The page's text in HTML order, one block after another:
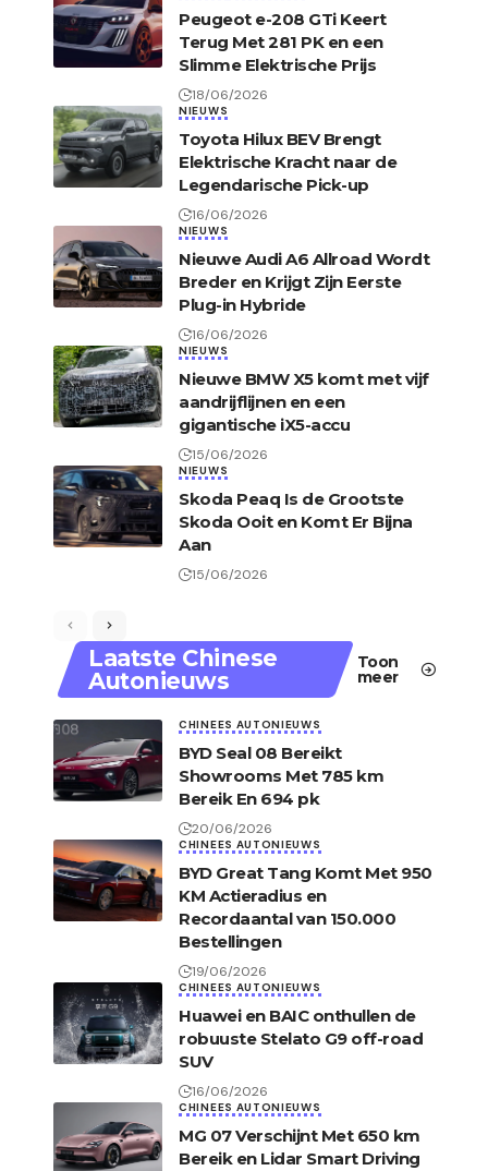
Peugeot e-208 GTi Keert
Terug Met 281 PK en een
Slimme Elektrische Prijs
18/06/2026
NIEUWS
Toyota Hilux BEV Brengt
Elektrische Kracht naar de
Legendarische Pick-up
16/06/2026
NIEUWS
Nieuwe Audi A6 Allroad Wordt
Breder en Krijgt Zijn Eerste
Plug-in Hybride
16/06/2026
NIEUWS
Nieuwe BMW X5 komt met vijf
aandrijflijnen en een
gigantische iX5-accu
15/06/2026
NIEUWS
Skoda Peaq Is de Grootste
Skoda Ooit en Komt Er Bijna
Aan
15/06/2026
Laatste Chinese
Autonieuws
Toon
meer
CHINEES AUTONIEUWS
BYD Seal 08 Bereikt
Showrooms Met 785 km
Bereik En 694 pk
20/06/2026
CHINEES AUTONIEUWS
BYD Great Tang Komt Met 950
KM Actieradius en
Recordaantal van 150.000
Bestellingen
19/06/2026
CHINEES AUTONIEUWS
Huawei en BAIC onthullen de
robuuste Stelato G9 off-road
SUV
16/06/2026
CHINEES AUTONIEUWS
MG 07 Verschijnt Met 650 km
Bereik en Lidar Smart Driving